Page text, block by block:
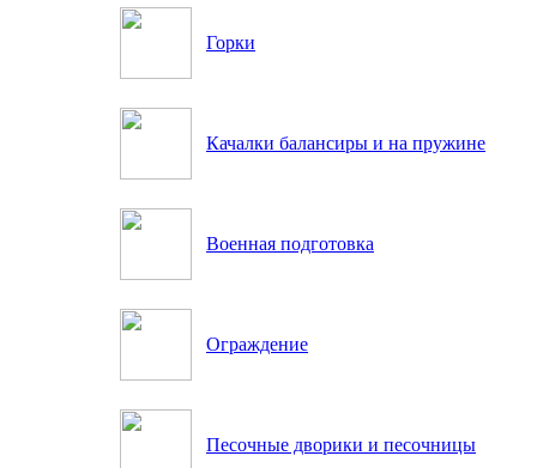
Горки
Качалки балансиры и на пружине
Военная подготовка
Ограждение
Песочные дворики и песочницы